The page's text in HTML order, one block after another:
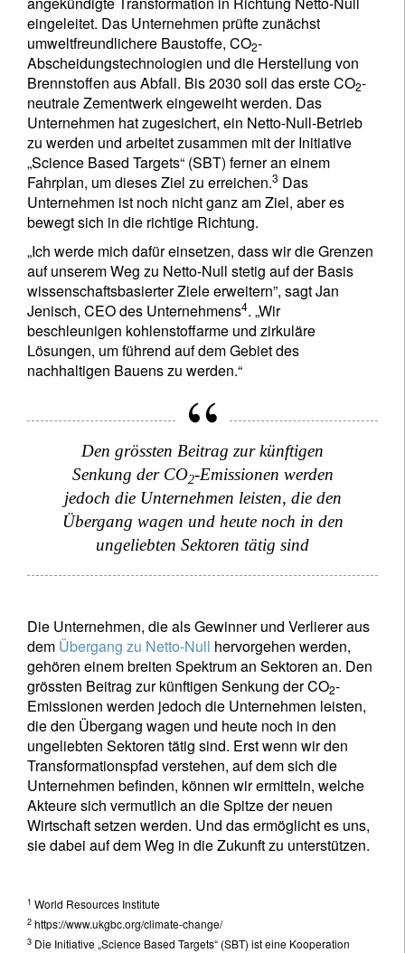
eingeleitet. Das Unternehmen prüfte zunächst
umweltfreundlichere Baustoffe, CO2-
Abscheidungstechnologien und die Herstellung von
Brennstoffen aus Abfall. Bis 2030 soll das erste CO2-
neutrale Zementwerk eingeweiht werden. Das
Unternehmen hat zugesichert, ein Netto-Null-Betrieb
zu werden und arbeitet zusammen mit der Initiative
„Science Based Targets“ (SBT) ferner an einem
Fahrplan, um dieses Ziel zu erreichen.3 Das
Unternehmen ist noch nicht ganz am Ziel, aber es
bewegt sich in die richtige Richtung.
„Ich werde mich dafür einsetzen, dass wir die Grenzen
auf unserem Weg zu Netto-Null stetig auf der Basis
wissenschaftsbasierter Ziele erweitern”, sagt Jan
Jenisch, CEO des Unternehmens4. „Wir
beschleunigen kohlenstoffarme und zirkuläre
Lösungen, um führend auf dem Gebiet des
nachhaltigen Bauens zu werden.“
Den grössten Beitrag zur künftigen
Senkung der CO2-Emissionen werden
jedoch die Unternehmen leisten, die den
Übergang wagen und heute noch in den
ungeliebten Sektoren tätig sind
Die Unternehmen, die als Gewinner und Verlierer aus
dem Übergang zu Netto-Null hervorgehen werden,
gehören einem breiten Spektrum an Sektoren an. Den
grössten Beitrag zur künftigen Senkung der CO2-
Emissionen werden jedoch die Unternehmen leisten,
die den Übergang wagen und heute noch in den
ungeliebten Sektoren tätig sind. Erst wenn wir den
Transformationspfad verstehen, auf dem sich die
Unternehmen befinden, können wir ermitteln, welche
Akteure sich vermutlich an die Spitze der neuen
Wirtschaft setzen werden. Und das ermöglicht es uns,
sie dabei auf dem Weg in die Zukunft zu unterstützen.
1 World Resources Institute
2 https://www.ukgbc.org/climate-change/
3 Die Initiative „Science Based Targets“ (SBT) ist eine Kooperation